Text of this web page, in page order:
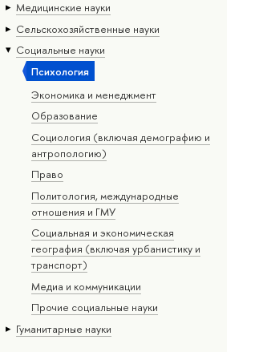
Медицинские науки
Сельскохозяйственные науки
Социальные науки
Психология
Экономика и менеджмент
Образование
Социология (включая демографию и
антропологию)
Право
Политология, международные
отношения и ГМУ
Социальная и экономическая
география (включая урбанистику и
транспорт)
Медиа и коммуникации
Прочие социальные науки
Гуманитарные науки